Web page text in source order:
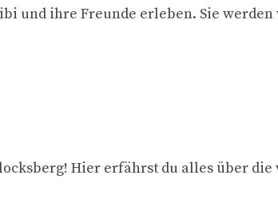
und ihre Freunde erleben. Sie
Hier erfährst du alles über